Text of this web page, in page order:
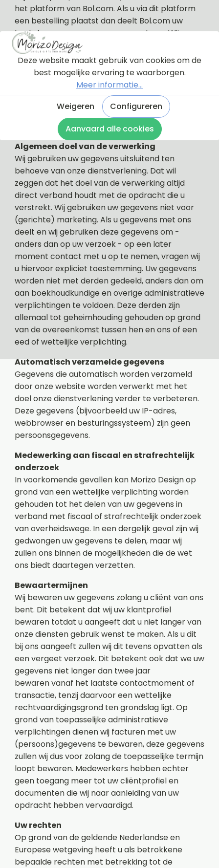
het platform van Bol.com. Als u via dit platform
een bestelling plaatst dan deelt Bol.com uw
bestel- en persoonsgegevens met ons. Wij
gebruiken deze gegevens om uw bestelling af te
handelen. Wij gaan vertrouwelijk met uw
gegevens om en hebben passende technische
en organisatorische maatregelen getroffen om
uw gegevens te beschermen tegen verlies en
ongeoorloofd gebruik.
Doel van de gegevensverwerking
Algemeen doel van de verwerking
Wij gebruiken uw gegevens uitsluitend ten
behoeve van onze dienstverlening. Dat wil
zeggen dat het doel van de verwerking altijd
direct verband houdt met de opdracht die u
verstrekt. Wij gebruiken uw gegevens niet voor
(gerichte) marketing. Als u gegevens met ons
deelt en wij gebruiken deze gegevens om -
anders dan op uw verzoek - op een later
moment contact met u op te nemen, vragen wij
u hiervoor expliciet toestemming. Uw gegevens
worden niet met derden gedeeld, anders dan om
aan boekhoudkundige en overige administratieve
verplichtingen te voldoen. Deze derden zijn
allemaal tot geheimhouding gehouden op grond
van de overeenkomst tussen hen en ons of een
eed of wettelijke verplichting.
Automatisch verzamelde gegevens
Gegevens die automatisch worden verzameld
door onze website worden verwerkt met het
doel onze dienstverlening verder te verbeteren.
Deze gegevens (bijvoorbeeld uw IP-adres,
webbrowser en besturingssysteem) zijn geen
persoonsgegevens.
Medewerking aan fiscaal en strafrechtelijk
onderzoek
In voorkomende gevallen kan Morizo Design op
grond van een wettelijke verplichting worden
gehouden tot het delen van uw gegevens in
verband met fiscaal of strafrechtelijk onderzoek
van overheidswege. In een dergelijk geval zijn wij
gedwongen uw gegevens te delen, maar wij
zullen ons binnen de mogelijkheden die de wet
ons biedt daartegen verzetten.
Bewaartermijnen
Wij bewaren uw gegevens zolang u cliënt van ons
bent. Dit betekent dat wij uw klantprofiel
bewaren totdat u aangeeft dat u niet langer van
onze diensten gebruik wenst te maken. Als u dit
bij ons aangeeft zullen wij dit tevens opvatten als
een vergeet verzoek. Dit betekent ook dat we uw
gegevens niet langer dan twee jaar
bewarenvanaf het laatste contactmoment of
transactie, tenzij daarvoor een wettelijke
rechtvaardigingsgrond ten grondslag ligt. Op
grond van toepasselijke administratieve
verplichtingen dienen wij facturen met uw
(persoons)gegevens te bewaren, deze gegevens
zullen wij dus voor zolang de toepasselijke termijn
loopt bewaren. Medewerkers hebben echter
geen toegang meer tot uw cliëntprofiel en
documenten die wij naar aanleiding van uw
opdracht hebben vervaardigd.
Uw rechten
Op grond van de geldende Nederlandse en
Europese wetgeving heeft u als betrokkene
bepaalde rechten met betrekking tot de
Deze website maakt gebruik van cookies om de
best mogelijke ervaring te waarborgen.
Meer informatie...
Weigeren
Configureren
Aanvaard alle cookies